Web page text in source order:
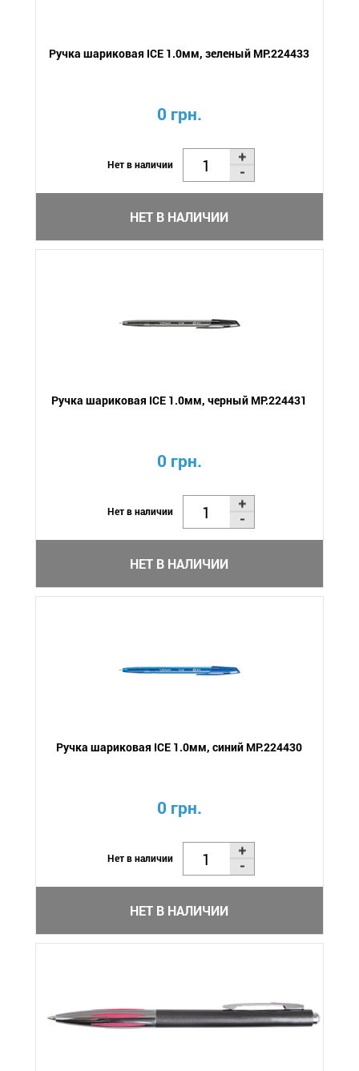
Ручка шариковая ICE 1.0мм, зеленый MP.224433
0 грн.
Нет в наличии
НЕТ В НАЛИЧИИ
Ручка шариковая ICE 1.0мм, черный MP.224431
0 грн.
Нет в наличии
НЕТ В НАЛИЧИИ
Ручка шариковая ICE 1.0мм, синий MP.224430
0 грн.
Нет в наличии
НЕТ В НАЛИЧИИ